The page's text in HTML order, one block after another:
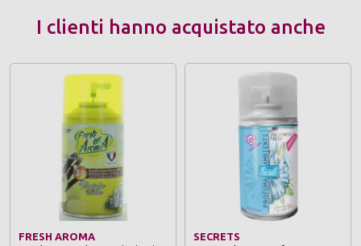
I clienti hanno acquistato anche
FRESH AROMA SECRETS